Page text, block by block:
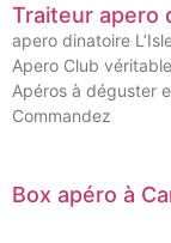
Traiteur apero
apero dinatoire
Apero Club
Apéros à déguster
Commandez
Box apéro à